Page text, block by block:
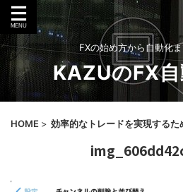
FXの始め方から自動化
KAZUのFX
HOME > 効率的なトレードを実現する